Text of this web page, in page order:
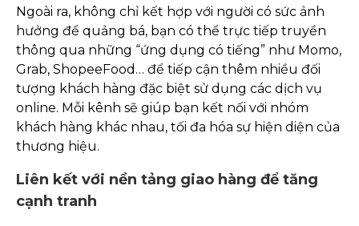
Ngoài ra, không chỉ kết hợp với người có sức ảnh
hưởng để quảng bá, bạn có thể trực tiếp truyền
thông qua những “ứng dụng có tiếng” như Momo,
Grab, ShopeeFood… để tiếp cận thêm nhiều đối
tượng khách hàng đặc biệt sử dụng các dịch vụ
online. Mỗi kênh sẽ giúp bạn kết nối với nhóm
khách hàng khác nhau, tối đa hóa sự hiện diện của
thương hiệu.
Liên kết với nền tảng giao hàng để tăng
cạnh tranh